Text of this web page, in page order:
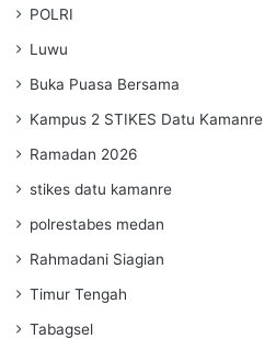
POLRI
Luwu
Buka Puasa Bersama
Kampus 2 STIKES Datu Kamanre
Ramadan 2026
stikes datu kamanre
polrestabes medan
Rahmadani Siagian
Timur Tengah
Tabagsel